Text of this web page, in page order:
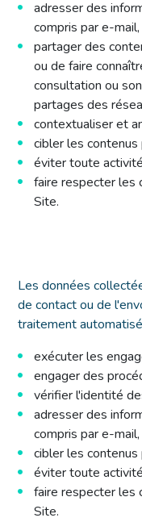
adresser des
compris par e-
partager des
ou de faire
consultation ou
partages des
contextualiser et
cibler les contenus
éviter toute
faire respecter les
Site.
Les données
de contact ou de
traitement
exécuter les
engager des
vérifier l'identité
adresser des
compris par e-
cibler les contenus
éviter toute
faire respecter les
Site.